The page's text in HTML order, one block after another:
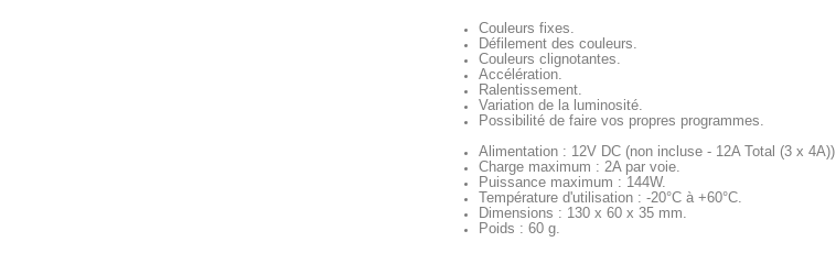
Couleurs fixes.
Défilement des couleurs.
Couleurs clignotantes.
Accélération.
Ralentissement.
Variation de la luminosité.
Possibilité de faire vos propres programmes.
Alimentation : 12V DC (non incluse - 12A Total (3 x 4A))
Charge maximum : 2A par voie.
Puissance maximum : 144W.
Température d'utilisation : -20°C à +60°C.
Dimensions : 130 x 60 x 35 mm.
Poids : 60 g.